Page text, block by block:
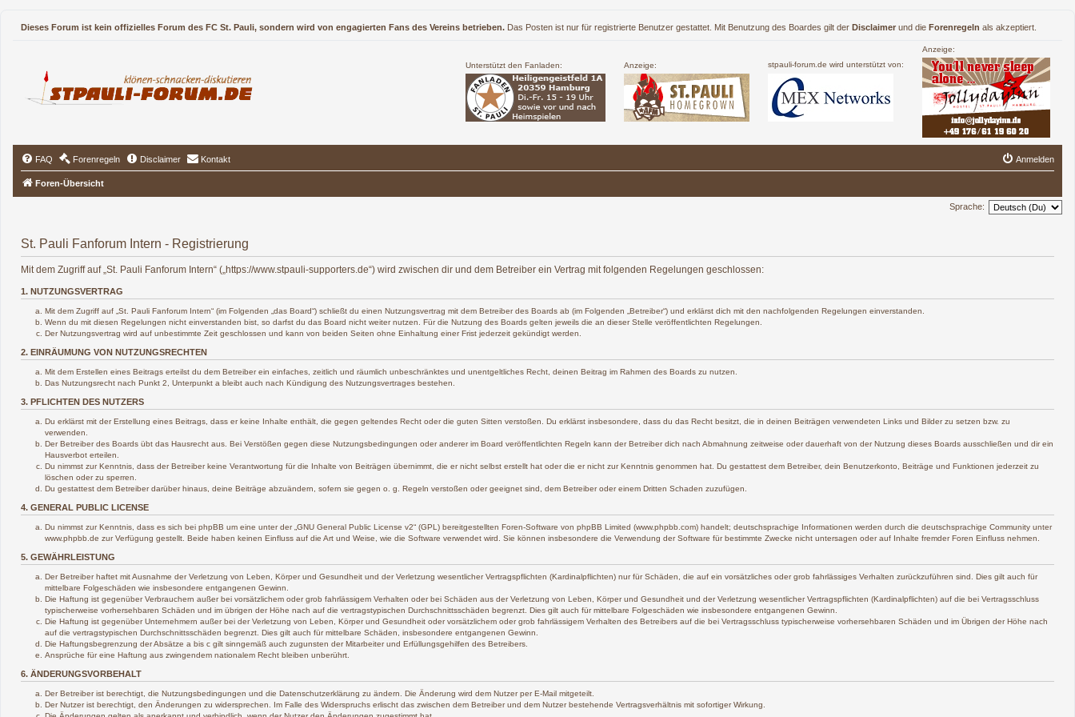
Dieses Forum ist kein offizielles Forum des FC St. Pauli, sondern wird von engagierten Fans des Vereins betrieben. Das Posten ist nur für registrierte Benutzer gestattet. Mit Benutzung des Boardes gilt der Disclaimer und die Forenregeln als akzeptiert.
Unterstützt den Fanladen: Anzeige: stpauli-forum.de wird unterstützt von:
Anzeige:
FAQ Forenregeln Disclaimer Kontakt Anmelden
Foren-Übersicht
Sprache:
St. Pauli Fanforum Intern - Registrierung
Mit dem Zugriff auf „St. Pauli Fanforum Intern“ („https://www.stpauli-supporters.de“) wird zwischen dir und dem Betreiber ein Vertrag mit folgenden Regelungen geschlossen:
1. NUTZUNGSVERTRAG
Mit dem Zugriff auf „St. Pauli Fanforum Intern“ (im Folgenden „das Board“) schließt du einen Nutzungsvertrag mit dem Betreiber des Boards ab (im Folgenden „Betreiber“) und erklärst dich mit den nachfolgenden Regelungen einverstanden.
Wenn du mit diesen Regelungen nicht einverstanden bist, so darfst du das Board nicht weiter nutzen. Für die Nutzung des Boards gelten jeweils die an dieser Stelle veröffentlichten Regelungen.
Der Nutzungsvertrag wird auf unbestimmte Zeit geschlossen und kann von beiden Seiten ohne Einhaltung einer Frist jederzeit gekündigt werden.
2. EINRÄUMUNG VON NUTZUNGSRECHTEN
Mit dem Erstellen eines Beitrags erteilst du dem Betreiber ein einfaches, zeitlich und räumlich unbeschränktes und unentgeltliches Recht, deinen Beitrag im Rahmen des Boards zu nutzen.
Das Nutzungsrecht nach Punkt 2, Unterpunkt a bleibt auch nach Kündigung des Nutzungsvertrages bestehen.
3. PFLICHTEN DES NUTZERS
Du erklärst mit der Erstellung eines Beitrags, dass er keine Inhalte enthält, die gegen geltendes Recht oder die guten Sitten verstoßen. Du erklärst insbesondere, dass du das Recht besitzt, die in deinen Beiträgen verwendeten Links und Bilder zu setzen bzw. zu
verwenden.
Der Betreiber des Boards übt das Hausrecht aus. Bei Verstößen gegen diese Nutzungsbedingungen oder anderer im Board veröffentlichten Regeln kann der Betreiber dich nach Abmahnung zeitweise oder dauerhaft von der Nutzung dieses Boards ausschließen und dir ein
Hausverbot erteilen.
Du nimmst zur Kenntnis, dass der Betreiber keine Verantwortung für die Inhalte von Beiträgen übernimmt, die er nicht selbst erstellt hat oder die er nicht zur Kenntnis genommen hat. Du gestattest dem Betreiber, dein Benutzerkonto, Beiträge und Funktionen jederzeit zu
löschen oder zu sperren.
Du gestattest dem Betreiber darüber hinaus, deine Beiträge abzuändern, sofern sie gegen o. g. Regeln verstoßen oder geeignet sind, dem Betreiber oder einem Dritten Schaden zuzufügen.
4. GENERAL PUBLIC LICENSE
Du nimmst zur Kenntnis, dass es sich bei phpBB um eine unter der „ GNU General Public License v2“ (GPL) bereitgestellten Foren-Software von phpBB Limited (www.phpbb.com) handelt; deutschsprachige Informationen werden durch die deutschsprachige Community unter
www.phpbb.de zur Verfügung gestellt. Beide haben keinen Einfluss auf die Art und Weise, wie die Software verwendet wird. Sie können insbesondere die Verwendung der Software für bestimmte Zwecke nicht untersagen oder auf Inhalte fremder Foren Einfluss nehmen.
5. GEWÄHRLEISTUNG
Der Betreiber haftet mit Ausnahme der Verletzung von Leben, Körper und Gesundheit und der Verletzung wesentlicher Vertragspflichten (Kardinalpflichten) nur für Schäden, die auf ein vorsätzliches oder grob fahrlässiges Verhalten zurückzuführen sind. Dies gilt auch für
mittelbare Folgeschäden wie insbesondere entgangenen Gewinn.
Die Haftung ist gegenüber Verbrauchern außer bei vorsätzlichem oder grob fahrlässigem Verhalten oder bei Schäden aus der Verletzung von Leben, Körper und Gesundheit und der Verletzung wesentlicher Vertragspflichten (Kardinalpflichten) auf die bei Vertragsschluss
typischerweise vorhersehbaren Schäden und im übrigen der Höhe nach auf die vertragstypischen Durchschnittsschäden begrenzt. Dies gilt auch für mittelbare Folgeschäden wie insbesondere entgangenen Gewinn.
Die Haftung ist gegenüber Unternehmern außer bei der Verletzung von Leben, Körper und Gesundheit oder vorsätzlichem oder grob fahrlässigem Verhalten des Betreibers auf die bei Vertragsschluss typischerweise vorhersehbaren Schäden und im Übrigen der Höhe nach
auf die vertragstypischen Durchschnittsschäden begrenzt. Dies gilt auch für mittelbare Schäden, insbesondere entgangenen Gewinn.
Die Haftungsbegrenzung der Absätze a bis c gilt sinngemäß auch zugunsten der Mitarbeiter und Erfüllungsgehilfen des Betreibers.
Ansprüche für eine Haftung aus zwingendem nationalem Recht bleiben unberührt.
6. ÄNDERUNGSVORBEHALT
Der Betreiber ist berechtigt, die Nutzungsbedingungen und die Datenschutzerklärung zu ändern. Die Änderung wird dem Nutzer per E-Mail mitgeteilt.
Der Nutzer ist berechtigt, den Änderungen zu widersprechen. Im Falle des Widerspruchs erlischt das zwischen dem Betreiber und dem Nutzer bestehende Vertragsverhältnis mit sofortiger Wirkung.